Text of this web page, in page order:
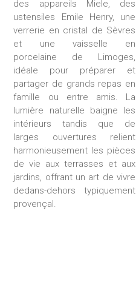
des appareils Miele, des
ustensiles Emile Henry, une
verrerie en cristal de Sèvres
et une vaisselle en
porcelaine de Limoges,
idéale pour préparer et
partager de grands repas en
famille ou entre amis. La
lumière naturelle baigne les
intérieurs tandis que de
larges ouvertures relient
harmonieusement les pièces
de vie aux terrasses et aux
jardins, offrant un art de vivre
dedans-dehors typiquement
provençal.